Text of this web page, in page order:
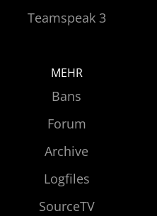
Teamspeak 3
MEHR
Bans
Forum
Archive
Logfiles
SourceTV